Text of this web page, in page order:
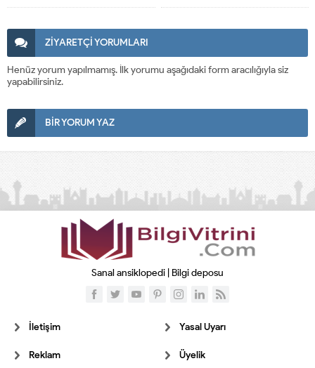
ZİYARETÇİ YORUMLARI
Henüz yorum yapılmamış. İlk yorumu aşağıdaki form aracılığıyla siz
yapabilirsiniz.
BİR YORUM YAZ
Sanal ansiklopedi | Bilgi deposu
İletişim Yasal Uyarı
Reklam Üyelik